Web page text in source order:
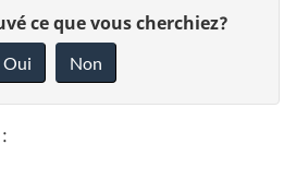
ce que vous cherchiez?
Oui Non